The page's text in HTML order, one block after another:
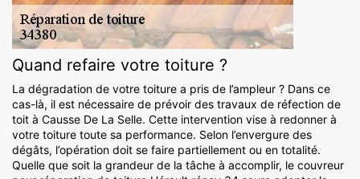
Quand refaire votre toiture ?
La dégradation de votre toiture a pris de l’ampleur ? Dans ce
cas-là, il est nécessaire de prévoir des travaux de réfection de
toit à Causse De La Selle. Cette intervention vise à redonner à
votre toiture toute sa performance. Selon l’envergure des
dégâts, l’opération doit se faire partiellement ou en totalité.
Quelle que soit la grandeur de la tâche à accomplir, le couvreur